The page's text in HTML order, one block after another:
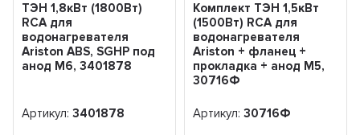
ТЭН 1,8кВт (1800Вт)
RCA для
водонагревателя
Ariston ABS, SGHP под
анод М6, 3401878
Артикул:3401878
Комплект ТЭН 1,5кВт
(1500Вт) RCA для
водонагревателя
Ariston + фланец +
прокладка + анод М5,
30716Ф
Артикул: 30716Ф